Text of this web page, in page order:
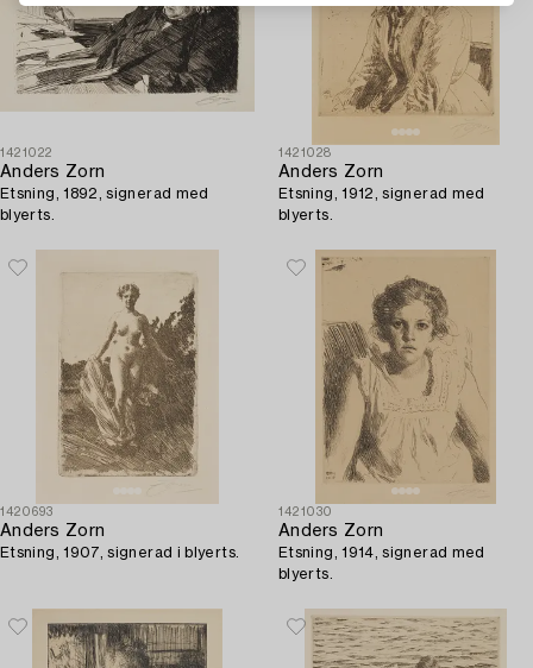
1421022
Anders Zorn
Etsning, 1892, signerad med
blyerts.
1421028
Anders Zorn
Etsning, 1912, signerad med
blyerts.
1420693
Anders Zorn
Etsning, 1907, signerad i blyerts.
1421030
Anders Zorn
Etsning, 1914, signerad med
blyerts.